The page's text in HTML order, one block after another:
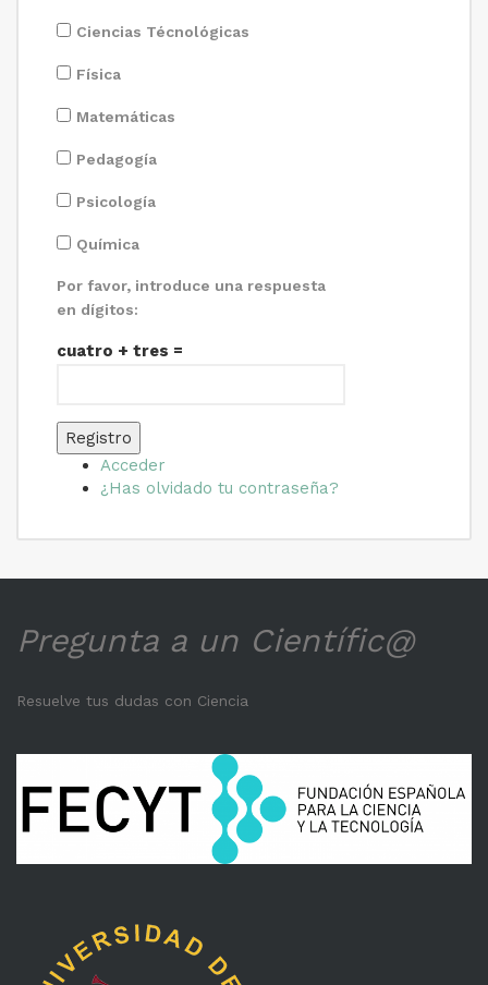
Ciencias Técnológicas
Física
Matemáticas
Pedagogía
Psicología
Química
Por favor, introduce una respuesta
en dígitos:
cuatro + tres =
Registro
Acceder
¿Has olvidado tu contraseña?
Pregunta a un Científic@
Resuelve tus dudas con Ciencia